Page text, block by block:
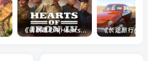
《双影奇境(Split Fiction)》单机版/联机版[v1.0 单机版/联机版] 《钢铁雄心4(Hearts of Iron IV)》单机版/联机版[v1.16.0 整合全部DLCs ]